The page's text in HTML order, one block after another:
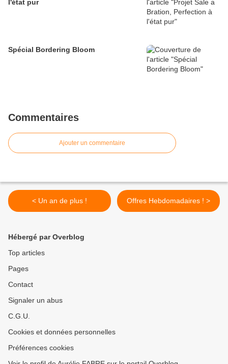
l'état pur
Spécial Bordering Bloom
Commentaires
Ajouter un commentaire
< Un an de plus ! Offres Hebdomadaires ! >
Hébergé par Overblog
Top articles
Pages
Contact
Signaler un abus
C.G.U.
Cookies et données personnelles
Préférences cookies